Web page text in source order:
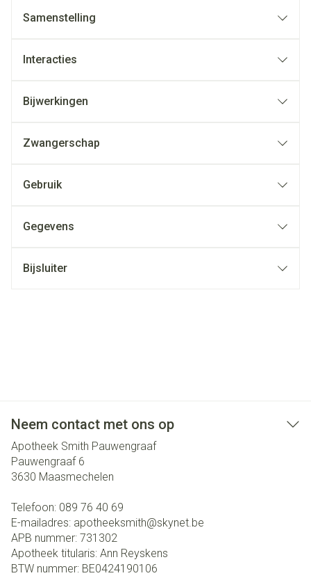
Samenstelling
Interacties
Bijwerkingen
Zwangerschap
Gebruik
Gegevens
Bijsluiter
Neem contact met ons op
Apotheek Smith Pauwengraaf
Pauwengraaf 6
3630 Maasmechelen
Telefoon: 089 76 40 69
E-mailadres: apotheeksmith@skynet.be
APB nummer: 731302
Apotheek titularis: Ann Reyskens
BTW nummer: BE0424190106